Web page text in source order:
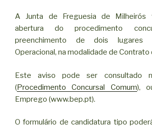
A Junta de Freguesia de Milheirós
abertura do procedimento
preenchimento de dois lugares
Operacional, na modalidade de Contrato
Este aviso pode ser consultado
(Procedimento Concursal Comum),
Emprego (www.bep.pt).
O formulário de candidatura tipo